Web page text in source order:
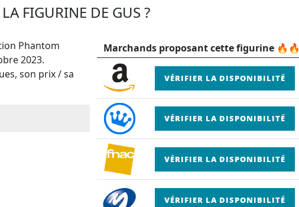
FIGURINE DE GUS ?
Phantom
2023.
son prix / sa
Marchands proposant cette figurine 🔥🔥
VÉRIFIER LA DISPONIBILITÉ
VÉRIFIER LA DISPONIBILITÉ
VÉRIFIER LA DISPONIBILITÉ
VÉRIFIER LA DISPONIBILITÉ